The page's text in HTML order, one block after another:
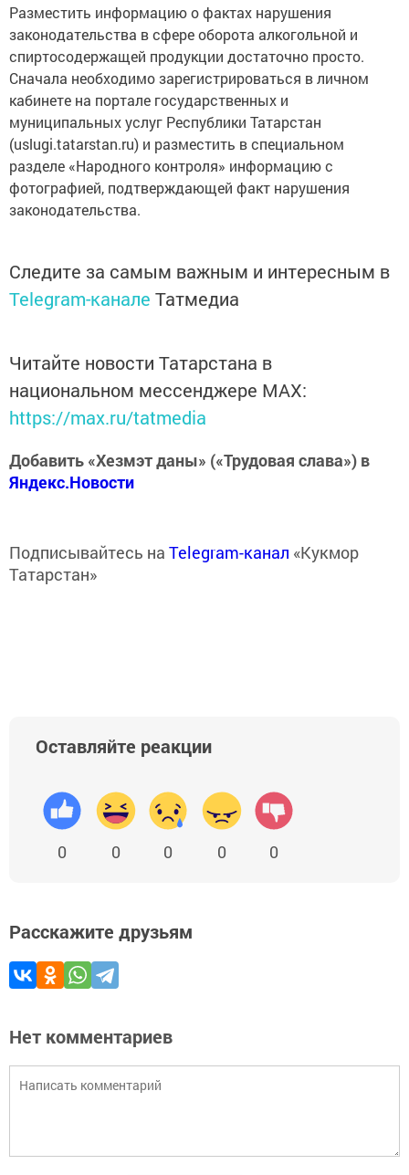
Разместить информацию о фактах нарушения
законодательства в сфере оборота алкогольной и
спиртосодержащей продукции достаточно просто.
Сначала необходимо зарегистрироваться в личном
кабинете на портале государственных и
муниципальных услуг Республики Татарстан
(uslugi.tatarstan.ru) и разместить в специальном
разделе «Народного контроля» информацию с
фотографией, подтверждающей факт нарушения
законодательства.
Следите за самым важным и интересным в
Telegram-канале Татмедиа
Читайте новости Татарстана в
национальном мессенджере MАХ:
https://max.ru/tatmedia
Добавить «Хезмэт даны» («Трудовая слава») в
Яндекс.Новости
Подписывайтесь на Telegram-канал «Кукмор
Татарстан»
Оставляйте реакции
0 0 0 0 0
Расскажите друзьям
Нет комментариев